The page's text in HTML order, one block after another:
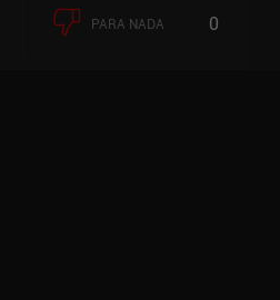
PARA NADA 0